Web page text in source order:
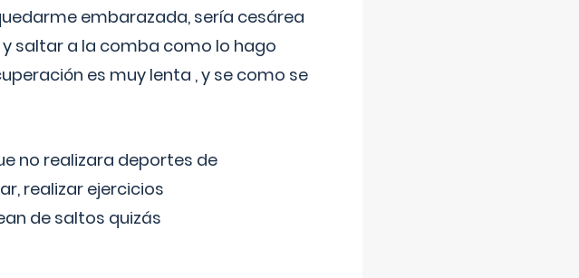
embarazada, sería cesárea
saltar a la comba como lo hago
es muy lenta , y se como se
no realizara deportes de
realizar ejercicios
de saltos quizás